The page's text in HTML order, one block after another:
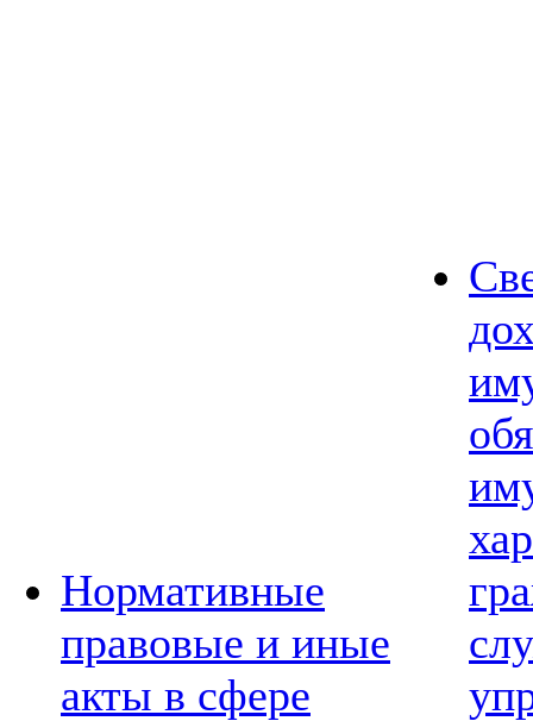
Нормативные
правовые и иные
акты в сфере